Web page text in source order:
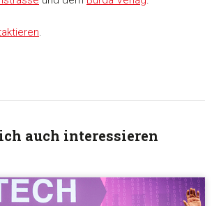
.
auch interessieren